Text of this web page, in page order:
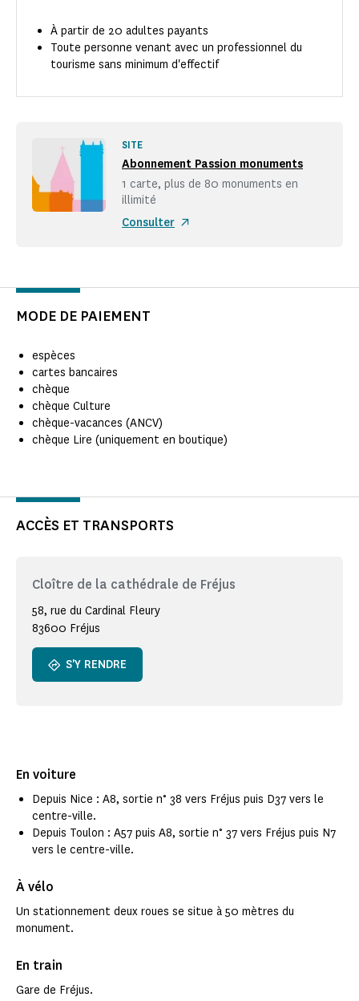
À partir de 20 adultes payants
Toute personne venant avec un professionnel du
tourisme sans minimum d'effectif
Abonnement Passion monuments
SITE
1 carte, plus de 80 monuments en
illimité
Consulter
MODE DE PAIEMENT
espèces
cartes bancaires
chèque
chèque Culture
chèque-vacances (ANCV)
chèque Lire (uniquement en boutique)
ACCÈS ET TRANSPORTS
Cloître de la cathédrale de Fréjus
58, rue du Cardinal Fleury
83600 Fréjus
S'Y RENDRE
En voiture
Depuis Nice : A8, sortie n° 38 vers Fréjus puis D37 vers le
centre-ville.
Depuis Toulon : A57 puis A8, sortie n° 37 vers Fréjus puis N7
vers le centre-ville.
À vélo
Un stationnement deux roues se situe à 50 mètres du
monument.
En train
Gare de Fréjus.